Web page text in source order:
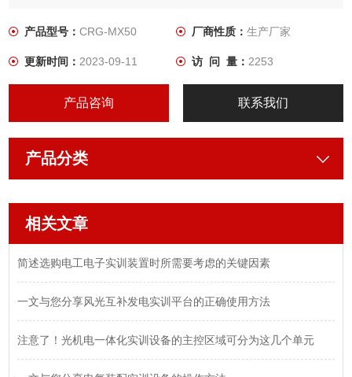
产品型号：CRG-MX50 厂商性质： 生产厂家
更新时间：2023-09-11 访 问 量： 2253
产品咨询 联系我们
产品分类
相关文章
简述选购电工电子实训装置时所需要考虑的关键因素
一文与您分享风光互补发电实训平台的正确使用方法
注意了！光机电一体化实训设备的主控区域可分为这几个单元